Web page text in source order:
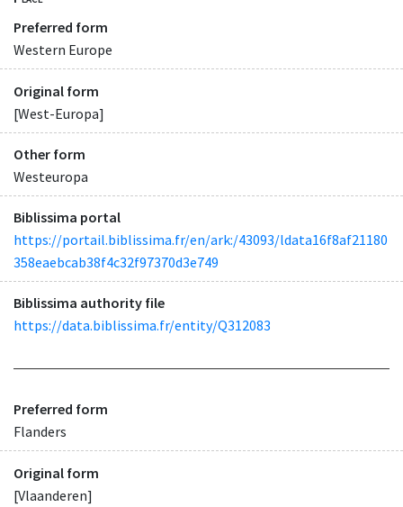
Preferred form
Western Europe
Original form
[West-Europa]
Other form
Westeuropa
Biblissima portal
https://portail.biblissima.fr/en/ark:/43093/ldata16f8af21180
358eaebcab38f4c32f97370d3e749
Biblissima authority file
https://data.biblissima.fr/entity/Q312083
Preferred form
Flanders
Original form
[Vlaanderen]